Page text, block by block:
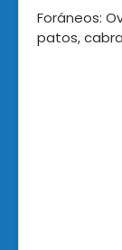
Foráneos:
patos,